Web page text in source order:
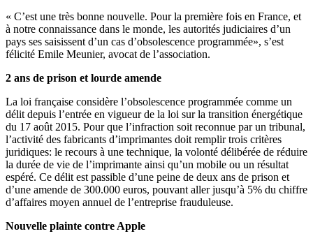
« C’est une très bonne nouvelle. Pour la première fois en France, et
à notre connaissance dans le monde, les autorités judiciaires d’un
pays ses saisissent d’un cas d’obsolescence programmée», s’est
félicité Emile Meunier, avocat de l’association.
2 ans de prison et lourde amende
La loi française considère l’obsolescence programmée comme un
délit depuis l’entrée en vigueur de la loi sur la transition énergétique
du 17 août 2015. Pour que l’infraction soit reconnue par un tribunal,
l’activité des fabricants d’imprimantes doit remplir trois critères
juridiques: le recours à une technique, la volonté délibérée de réduire
la durée de vie de l’imprimante ainsi qu’un mobile ou un résultat
espéré. Ce délit est passible d’une peine de deux ans de prison et
d’une amende de 300.000 euros, pouvant aller jusqu’à 5% du chiffre
d’affaires moyen annuel de l’entreprise frauduleuse.
Nouvelle plainte contre Apple